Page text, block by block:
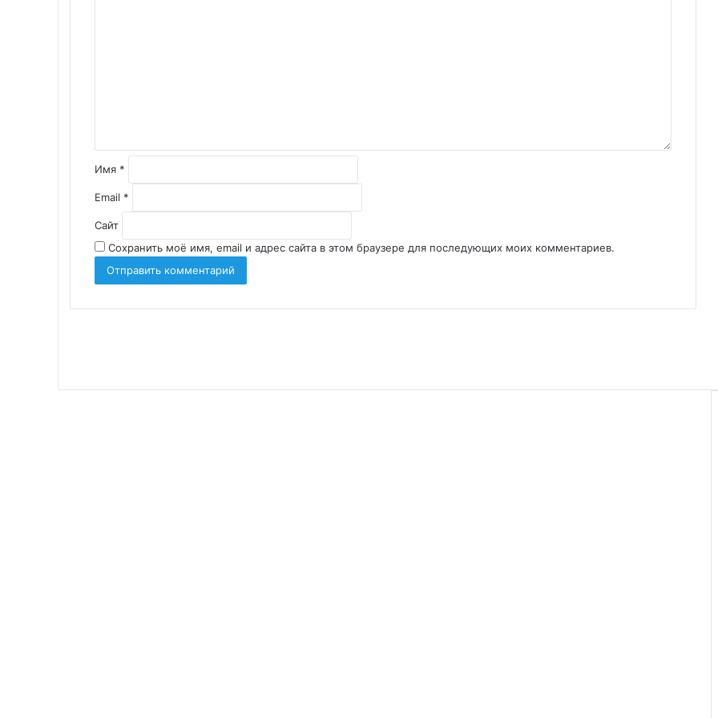
и
й
Имя *
Email *
Сайт
Сохранить моё имя, email и адрес сайта в этом браузере для последующих моих комментариев.